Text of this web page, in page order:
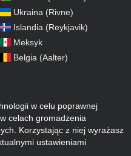
Ukraina (Rivne)
Islandia (Reykjavik)
Meksyk
Belgia (Aalter)
w celu poprawnej
celach gromadzenia
Korzystając z niej wyrażasz
ustawieniami